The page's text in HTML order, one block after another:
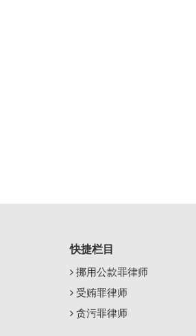
快捷栏目
挪用公款罪律师
受贿罪律师
贪污罪律师